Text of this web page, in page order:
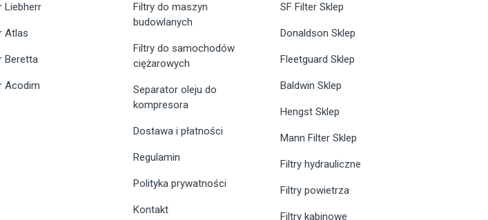
Liebherr
Atlas
Beretta
Acodim
Filtry do maszyn
budowlanych
Filtry do samochodów
ciężarowych
Separator oleju do
kompresora
Dostawa i płatności
Regulamin
Polityka prywatności
Kontakt
SF Filter Sklep
Donaldson Sklep
Fleetguard Sklep
Baldwin Sklep
Hengst Sklep
Mann Filter Sklep
Filtry hydrauliczne
Filtry powietrza
Filtry kabinowe